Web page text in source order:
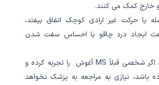
خارج کمک می کنند.
یا حرکت غیر ارادی کوچک اتفاق بیفتد،
ایجاد درد چاقو یا احساس سفت شدن
به طور معمول، اگر شخصی قبلاً MS آغوش را تجربه کرده و
باشد، نیازی به مراجعه به پزشک نخواهد